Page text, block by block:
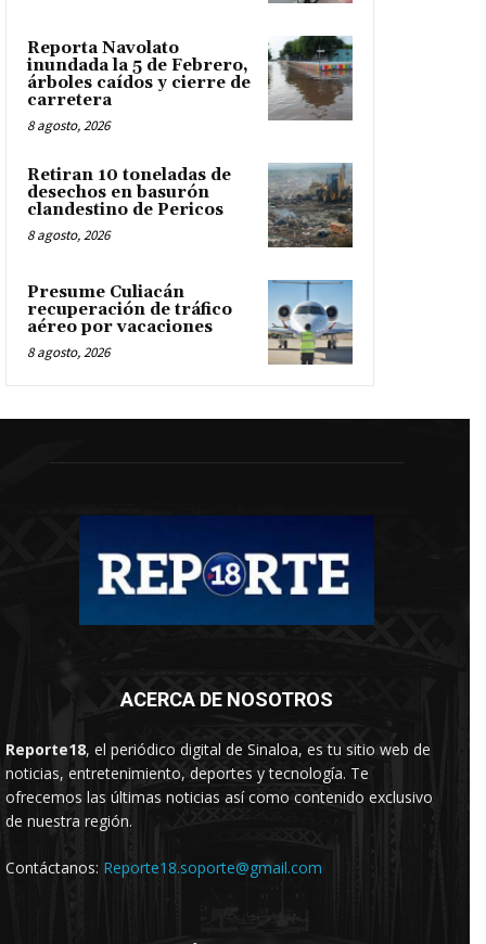
Reporta Navolato
inundada la 5 de Febrero,
árboles caídos y cierre de
carretera
8 agosto, 2026
Retiran 10 toneladas de
desechos en basurón
clandestino de Pericos
8 agosto, 2026
Presume Culiacán
recuperación de tráfico
aéreo por vacaciones
8 agosto, 2026
ACERCA DE NOSOTROS
Reporte18, el periódico digital de Sinaloa, es tu sitio web de
noticias, entretenimiento, deportes y tecnología. Te
ofrecemos las últimas noticias así como contenido exclusivo
de nuestra región.
Contáctanos: Reporte18.soporte@gmail.com